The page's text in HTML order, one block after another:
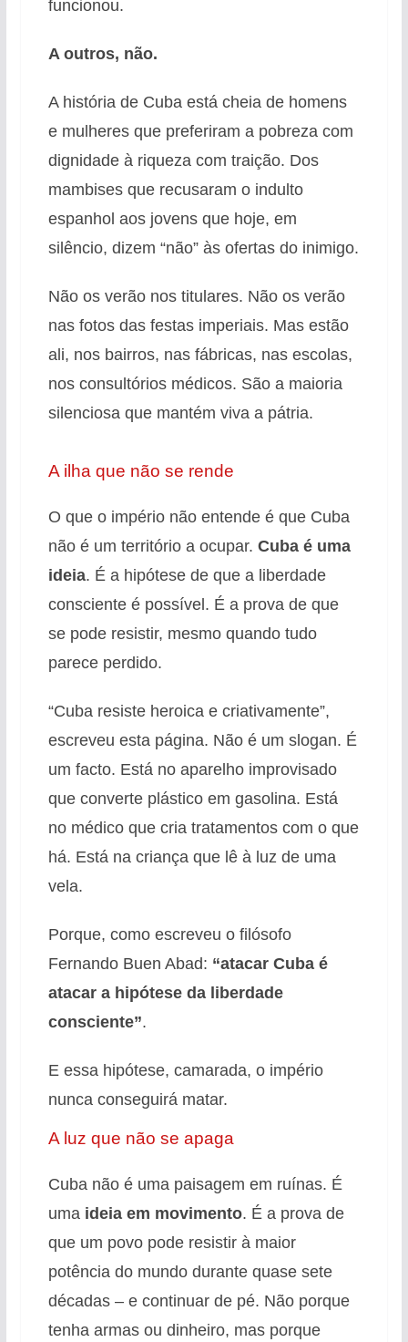
funcionou.
A outros, não.
A história de Cuba está cheia de homens
e mulheres que preferiram a pobreza com
dignidade à riqueza com traição. Dos
mambises que recusaram o indulto
espanhol aos jovens que hoje, em
silêncio, dizem “não” às ofertas do inimigo.
Não os verão nos titulares. Não os verão
nas fotos das festas imperiais. Mas estão
ali, nos bairros, nas fábricas, nas escolas,
nos consultórios médicos. São a maioria
silenciosa que mantém viva a pátria.
A ilha que não se rende
O que o império não entende é que Cuba
não é um território a ocupar. Cuba é uma
ideia. É a hipótese de que a liberdade
consciente é possível. É a prova de que
se pode resistir, mesmo quando tudo
parece perdido.
“Cuba resiste heroica e criativamente”,
escreveu esta página. Não é um slogan. É
um facto. Está no aparelho improvisado
que converte plástico em gasolina. Está
no médico que cria tratamentos com o que
há. Está na criança que lê à luz de uma
vela.
Porque, como escreveu o filósofo
Fernando Buen Abad: “atacar Cuba é
atacar a hipótese da liberdade
consciente”.
E essa hipótese, camarada, o império
nunca conseguirá matar.
A luz que não se apaga
Cuba não é uma paisagem em ruínas. É
uma ideia em movimento. É a prova de
que um povo pode resistir à maior
potência do mundo durante quase sete
décadas – e continuar de pé. Não porque
tenha armas ou dinheiro, mas porque